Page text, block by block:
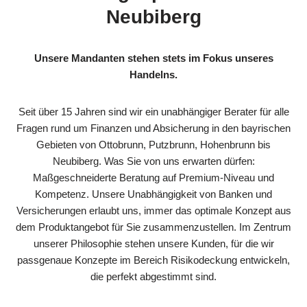
Neubiberg
Unsere Mandanten stehen stets im Fokus unseres
Handelns.
Seit über 15 Jahren sind wir ein unabhängiger Berater für alle
Fragen rund um Finanzen und Absicherung in den bayrischen
Gebieten von Ottobrunn, Putzbrunn, Hohenbrunn bis
Neubiberg. Was Sie von uns erwarten dürfen:
Maßgeschneiderte Beratung auf Premium-Niveau und
Kompetenz. Unsere Unabhängigkeit von Banken und
Versicherungen erlaubt uns, immer das optimale Konzept aus
dem Produktangebot für Sie zusammenzustellen. Im Zentrum
unserer Philosophie stehen unsere Kunden, für die wir
passgenaue Konzepte im Bereich Risikodeckung entwickeln,
die perfekt abgestimmt sind.